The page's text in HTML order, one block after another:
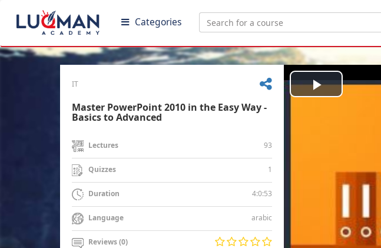
Categories
IT
Master PowerPoint 2010 in the Easy Way -
Basics to Advanced
Lectures 93
Quizzes 1
Duration 4:0:53
Language arabic
Reviews (0)
Play